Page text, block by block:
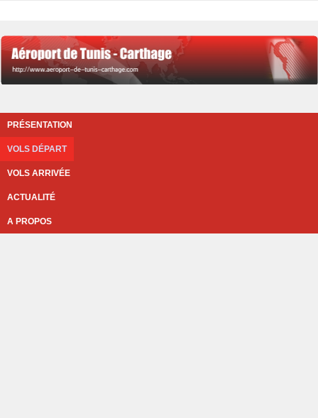
PRÉSENTATION
VOLS DÉPART
VOLS ARRIVÉE
ACTUALITÉ
A PROPOS